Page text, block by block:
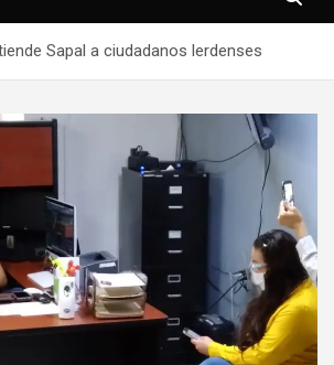
Sapal a ciudadanos lerdenses